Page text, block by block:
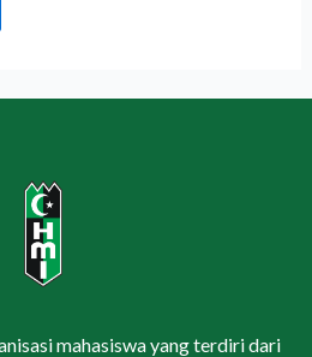
mahasiswa yang terdiri dari